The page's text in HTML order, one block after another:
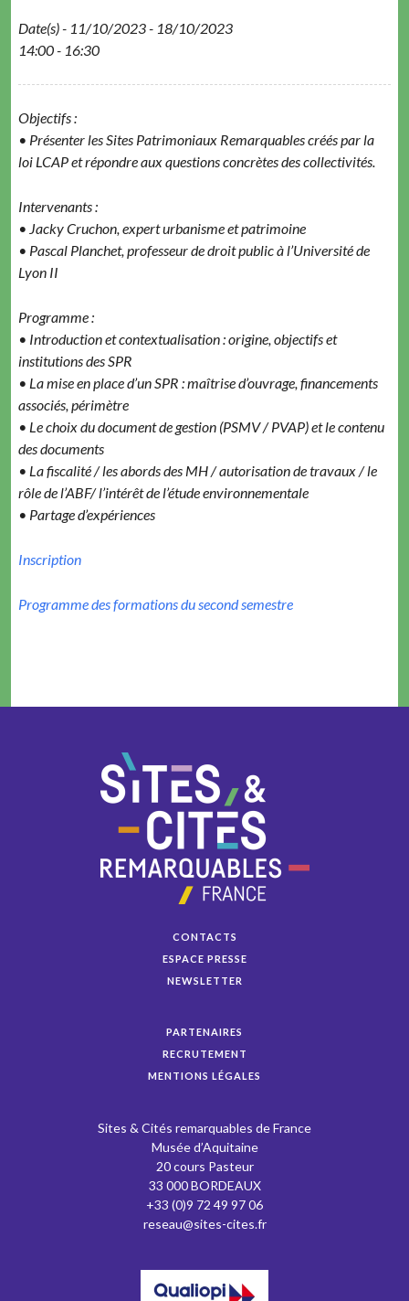
Date(s) - 11/10/2023 - 18/10/2023
14:00 - 16:30
Objectifs :
• Présenter les Sites Patrimoniaux Remarquables créés par la
loi LCAP et répondre aux questions concrètes des collectivités.
Intervenants :
• Jacky Cruchon, expert urbanisme et patrimoine
• Pascal Planchet, professeur de droit public à l’Université de
Lyon II
Programme :
• Introduction et contextualisation : origine, objectifs et
institutions des SPR
• La mise en place d’un SPR : maîtrise d’ouvrage, financements
associés, périmètre
• Le choix du document de gestion (PSMV / PVAP) et le contenu
des documents
• La fiscalité / les abords des MH / autorisation de travaux / le
rôle de l’ABF/ l’intérêt de l’étude environnementale
• Partage d’expériences
Inscription
Programme des formations du second semestre
CONTACTS
ESPACE PRESSE
NEWSLETTER
PARTENAIRES
RECRUTEMENT
MENTIONS LÉGALES
Sites & Cités remarquables de France
Musée d’Aquitaine
20 cours Pasteur
33 000 BORDEAUX
+33 (0)9 72 49 97 06
reseau@sites-cites.fr